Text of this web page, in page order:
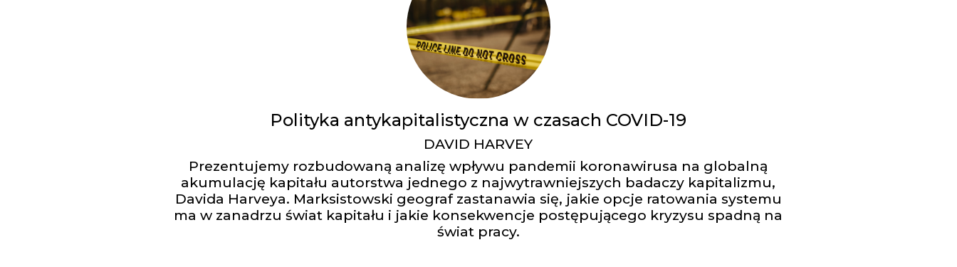
Polityka antykapitalistyczna w czasach COVID-19
DAVID HARVEY
Prezentujemy rozbudowaną analizę wpływu pandemii koronawirusa na globalną
akumulację kapitału autorstwa jednego z najwytrawniejszych badaczy kapitalizmu,
Davida Harveya. Marksistowski geograf zastanawia się, jakie opcje ratowania systemu
ma w zanadrzu świat kapitału i jakie konsekwencje postępującego kryzysu spadną na
świat pracy.